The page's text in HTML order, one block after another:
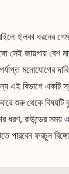
হালকা ধরনের
সেই জায়গায় বেশ
মনোযোগের
এই বিভাগে একটি
শুরু থেকে
ধরণ, রাউন্ডের সময়
ফরচুন বিঙ্গো